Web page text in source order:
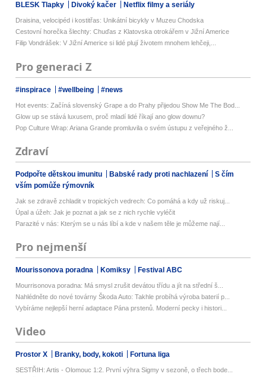
BLESK Tlapky Divoký kačer Netflix filmy a seriály
Draisina, velocipéd i kostitřas: Unikátní bicykly v Muzeu Chodska
Cestovní horečka šlechty: Chuďas z Klatovska otrokářem v Jižní Americe
Filip Vondrášek: V Jižní Americe si lidé plují životem mnohem lehčeji,...
Pro generaci Z
#inspirace #wellbeing #news
Hot events: Začíná slovenský Grape a do Prahy přijedou Show Me The Bod...
Glow up se stává luxusem, proč mladí lidé říkají ano glow downu?
Pop Culture Wrap: Ariana Grande promluvila o svém ústupu z veřejného ž...
Zdraví
Podpořte dětskou imunitu Babské rady proti nachlazení
S čím
vším pomůže rýmovník
Jak se zdravě zchladit v tropických vedrech: Co pomáhá a kdy už riskuj...
Úpal a úžeh: Jak je poznat a jak se z nich rychle vyléčit
Parazité v nás: Kterým se u nás líbí a kde v našem těle je můžeme nají...
Pro nejmenší
Mourissonova poradna Komiksy Festival ABC
Mourrisonova poradna: Má smysl zrušit devátou třídu a jít na střední š...
Nahlédněte do nové továrny Škoda Auto: Takhle probíhá výroba baterií p...
Vybíráme nejlepší herní adaptace Pána prstenů. Moderní pecky i histori...
Video
Prostor X Branky, body, kokoti Fortuna liga
SESTŘIH: Artis - Olomouc 1:2. První výhra Sigmy v sezoně, o třech bode...